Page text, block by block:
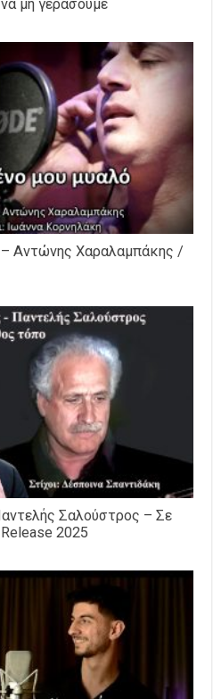
μη γεράσουμε
Αντώνης Χαραλαμπάκης /
Σαλούστρος – Σε
2025